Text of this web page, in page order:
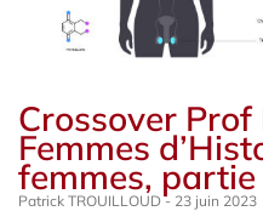
Crossover
Femmes
femmes, partie
Patrick TROUILLOUD 23 juin 2023